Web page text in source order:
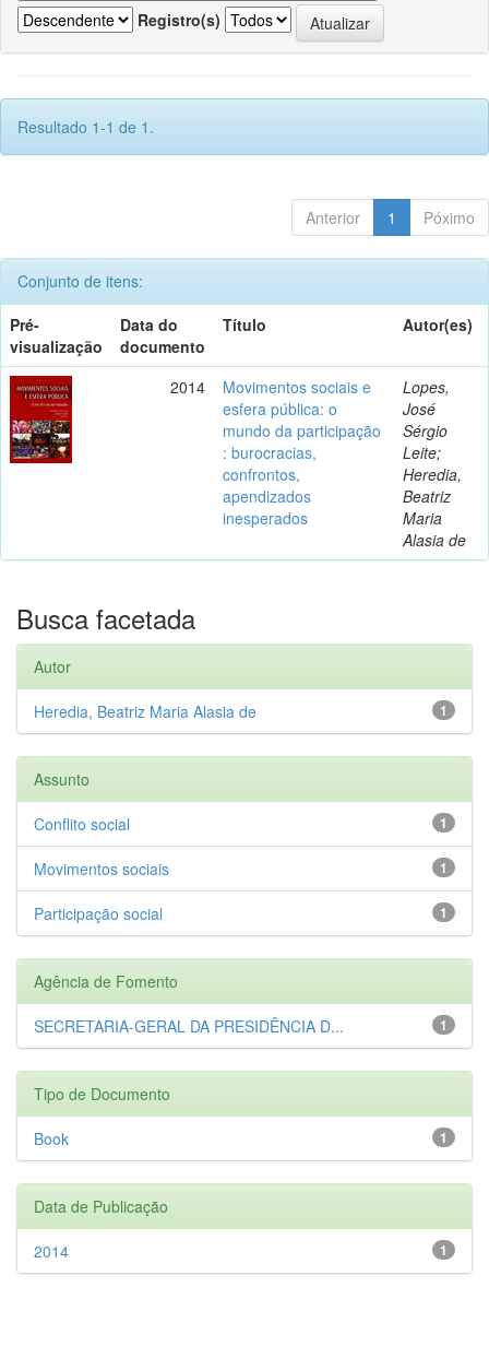
Registro(s)
Resultado 1-1 de 1.
Anterior 1 Póximo
Conjunto de itens:
Pré-
visualização
Data do
documento
Título Autor(es)
2014
Movimentos sociais e
esfera pública: o
mundo da participação
: burocracias,
confrontos,
apendizados
inesperados
Lopes,
José
Sérgio
Leite;
Heredia,
Beatriz
Maria
Alasia de
Busca facetada
Autor
1
Heredia, Beatriz Maria Alasia de
Assunto
1
Conflito social
1
Movimentos sociais
1
Participação social
Agência de Fomento
1
SECRETARIA-GERAL DA PRESIDÊNCIA D...
Tipo de Documento
1
Book
Data de Publicação
1
2014